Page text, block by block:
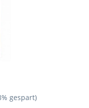
gespart)